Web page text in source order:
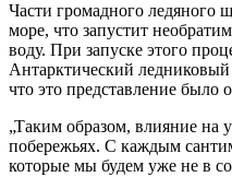
Части громадного ледяного
море, что запустит
воду. При запуске этого
Антарктический
что это представление
„Таким образом, влияние на
побережьях. С каждым
которые мы будем уже не в